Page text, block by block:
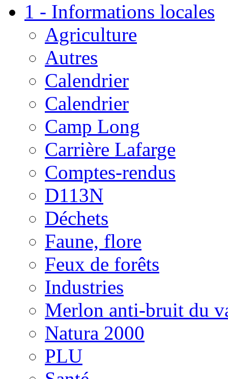
1 - Informations locales
Agriculture
Autres
Calendrier
Calendrier
Camp Long
Carrière Lafarge
Comptes-rendus
D113N
Déchets
Faune, flore
Feux de forêts
Industries
Merlon anti-bruit du
Natura 2000
PLU